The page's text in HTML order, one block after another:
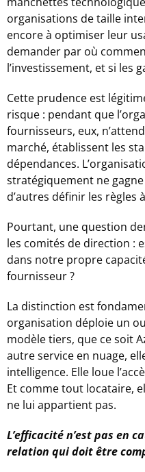
organisations de taille
encore à optimiser leur
demander par où
l’investissement, et si les
Cette prudence est
risque : pendant que
fournisseurs, eux,
marché, établissent les
dépendances.
stratégiquement ne
d’autres définir les règles
Pourtant, une question
les comités de direction :
dans notre propre
fournisseur ?
La distinction est
organisation déploie un
modèle tiers, que ce soit
autre service en nuage,
intelligence. Elle loue
Et comme tout locataire,
ne lui appartient pas.
L’efficacité n’est pas en
relation qui doit être